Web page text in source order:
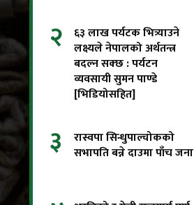
२
६३ लाख पर्यटक भित्र्याउने
लक्ष्यले नेपालको अर्थतन्त्र
बदल्न सक्छ : पर्यटन
व्यवसायी सुमन पाण्डे
[भिडियोसहित]
३
रास्वपा सिन्धुपाल्चोकको
सभापति बन्ने दाउमा पाँच जना